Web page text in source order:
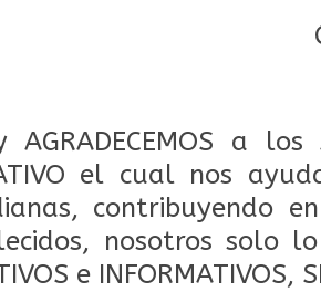
y AGRADECEMOS a
el cual nos
contribuyendo
nosotros solo
e INFORMATIVOS,